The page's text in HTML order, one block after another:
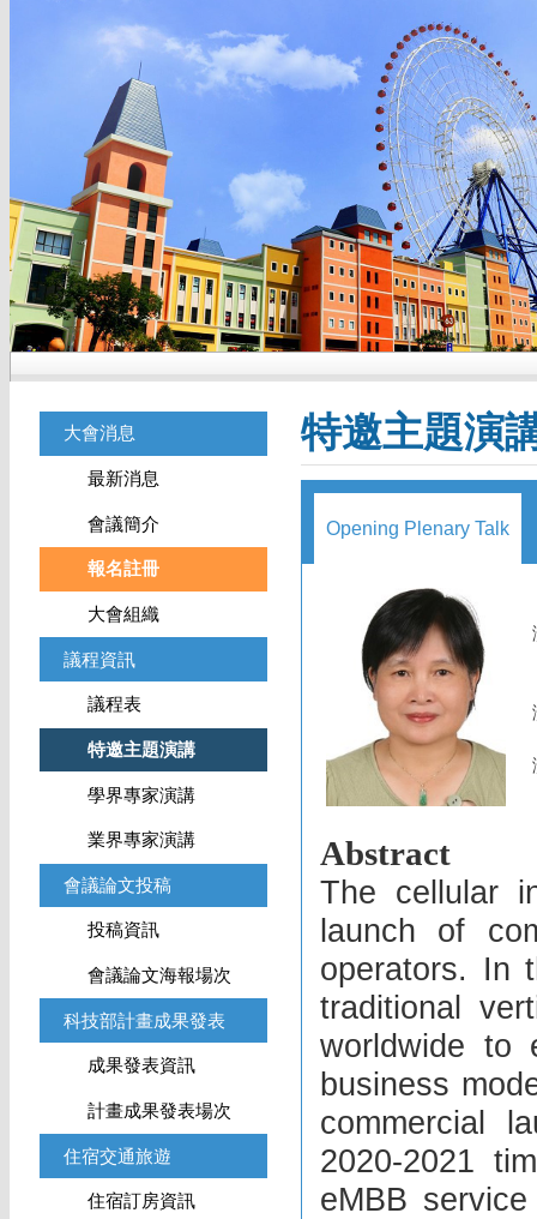
大會消息
最新消息
會議簡介
報名註冊
大會組織
議程資訊
議程表
特邀主題演講
學界專家演講
業界專家演講
會議論文投稿
投稿資訊
會議論文海報場次
科技部計畫成果發表
成果發表資訊
計畫成果發表場次
住宿交通旅遊
住宿訂房資訊
特邀主題演
Opening Plenary Talk
Abstract
The cellular
launch of
operators. In
traditional
worldwide to
business
commercial
2020-2021
eMBB